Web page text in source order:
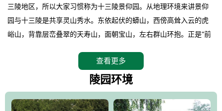
三陵地区，所以大家习惯称为十三陵景仰园。从地理环境来讲景仰
园与十三陵是共享灵山秀水。东依起伏的蟒山，西傍高耸入云的虎
峪山，背靠层峦叠翠的天寿山，面朝宝山，左右群山环抱。正是"前
座陵园地处天寿山的环抱之中，四周群山若封似闭，层峦叠翠，秋
天枫叶艳红欲滴，冬天银装素裹分外妖娆！南面隔山而望的正是著
赞叹："景仰园真乃浑然天成的人生后花园！"陵区内草木茂盛，灵气
查看更多
陵园环境